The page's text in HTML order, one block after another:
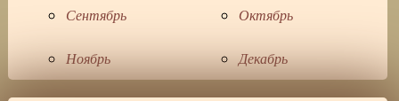
Сентябрь Октябрь
Ноябрь Декабрь